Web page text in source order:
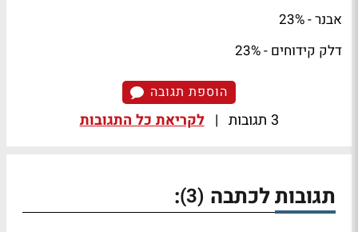
אבנר - 23%
דלק קידוחים - 23%
הוספת תגובה
3 תגובות | לקריאת כל התגובות
תגובות לכתבה (3)
: